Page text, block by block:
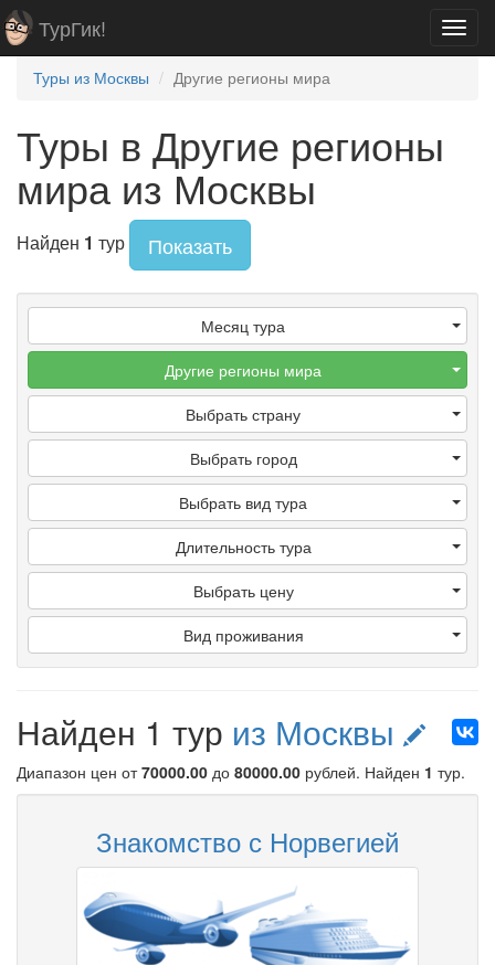
ТурГик!
Туры из Москвы Другие регионы мира
Туры в Другие регионы
мира из Москвы
Найден 1 тур Показать
Месяц тура
Другие регионы мира
Выбрать страну
Выбрать город
Выбрать вид тура
Длительность тура
Выбрать цену
Вид проживания
Найден 1 тур из Москвы
Диапазон цен от70000.00 до 80000.00 рублей. Найден 1 тур.
Знакомство с Норвегией